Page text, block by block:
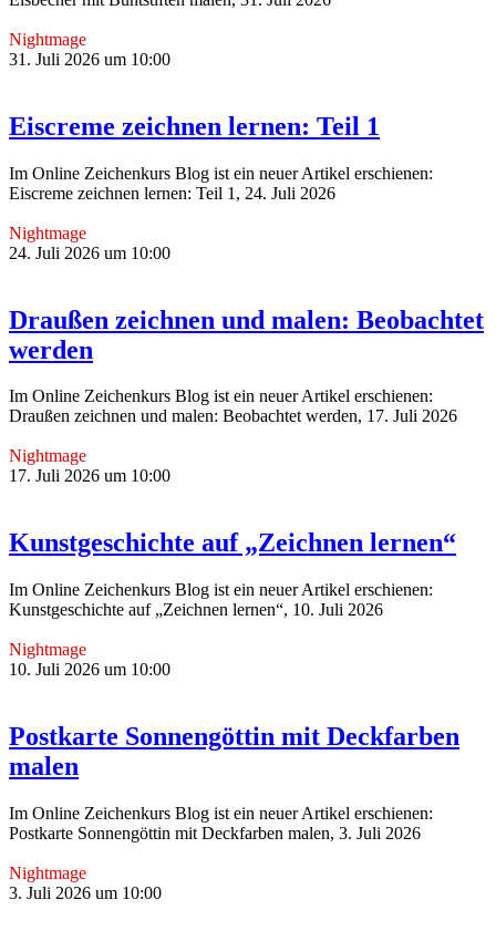
Nightmage
31. Juli 2026 um 10:00
Eiscreme zeichnen lernen: Teil 1
Im Online Zeichenkurs Blog ist ein neuer Artikel erschienen:
Eiscreme zeichnen lernen: Teil 1, 24. Juli 2026
Nightmage
24. Juli 2026 um 10:00
Draußen zeichnen und malen: Beobachtet
werden
Im Online Zeichenkurs Blog ist ein neuer Artikel erschienen:
Draußen zeichnen und malen: Beobachtet werden, 17. Juli 2026
Nightmage
17. Juli 2026 um 10:00
Kunstgeschichte auf „Zeichnen lernen“
Im Online Zeichenkurs Blog ist ein neuer Artikel erschienen:
Kunstgeschichte auf „Zeichnen lernen“, 10. Juli 2026
Nightmage
10. Juli 2026 um 10:00
Postkarte Sonnengöttin mit Deckfarben
malen
Im Online Zeichenkurs Blog ist ein neuer Artikel erschienen:
Postkarte Sonnengöttin mit Deckfarben malen, 3. Juli 2026
Nightmage
3. Juli 2026 um 10:00